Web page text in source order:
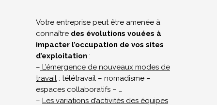
Votre entreprise peut être amenée à
connaître des évolutions vouées à
impacter l’occupation de vos sites
d’exploitation :
– L’émergence de nouveaux modes de
travail : télétravail – nomadisme –
espaces collaboratifs – …
– Les variations d’activités des équipes